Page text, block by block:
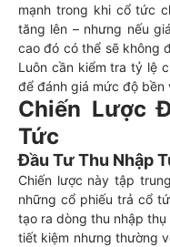
mạnh trong khi cổ tức
tăng lên – nhưng nếu
cao đó có thể sẽ không
Luôn cần kiểm tra tỷ lệ
để đánh giá mức độ bền
Chiến Lược
Tức
Đầu Tư Thu Nhập
Chiến lược này tập
những cổ phiếu trả cổ
tạo ra dòng thu nhập
tiết kiệm nhưng thường